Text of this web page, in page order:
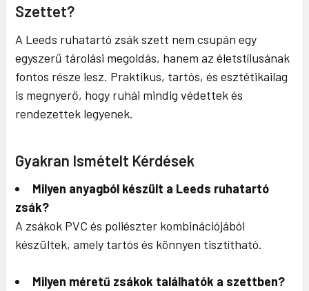
Szettet?
A Leeds ruhatartó zsák szett nem csupán egy
egyszerű tárolási megoldás, hanem az életstílusának
fontos része lesz. Praktikus, tartós, és esztétikailag
is megnyerő, hogy ruhái mindig védettek és
rendezettek legyenek.
Gyakran Ismételt Kérdések
Milyen anyagból készült a Leeds ruhatartó
zsák?
A zsákok PVC és poliészter kombinációjából
készültek, amely tartós és könnyen tisztítható.
Milyen méretű zsákok találhatók a szettben?